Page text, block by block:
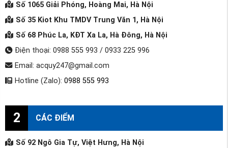
Số 1065 Giải Phóng, Hoàng Mai, Hà Nội
Số 35 Kiot Khu TMDV Trung Văn 1, Hà Nội
Số 68 Phúc La, KĐT Xa La, Hà Đông, Hà Nội
Điện thoại: 0988 555 993 / 0933 225 996
Email: acquy247@gmail.com
Hotline (Zalo): 0988 555 993
2 CÁC ĐIỂM
Số 92 Ngô Gia Tự, Việt Hưng, Hà Nội